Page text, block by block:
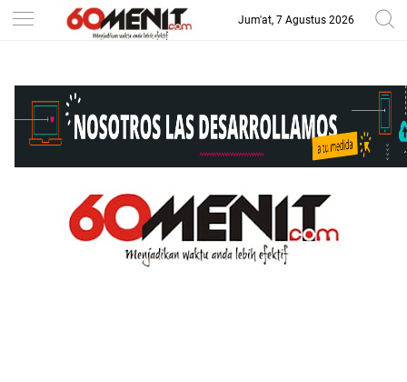
--> Jum'at, 7 Agustus 2026